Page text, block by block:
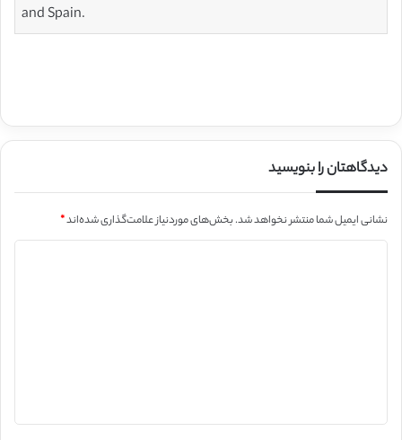
and Spain.
دیدگاهتان را بنویسید
نشانی ایمیل شما منتشر نخواهد شد.بخش‌های موردنیاز علامت‌گذاری شده‌اند*